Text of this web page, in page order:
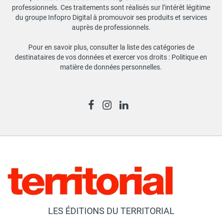
professionnels. Ces traitements sont réalisés sur l’intérêt légitime
du groupe Infopro Digital à promouvoir ses produits et services
auprès de professionnels.
Pour en savoir plus, consulter la liste des catégories de
destinataires de vos données et exercer vos droits : Politique en
matière de données personnelles.
LES ÉDITIONS DU TERRITORIAL